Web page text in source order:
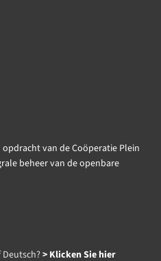
van de Coöperatie Plein
beheer van de openbare
> Klicken Sie hier